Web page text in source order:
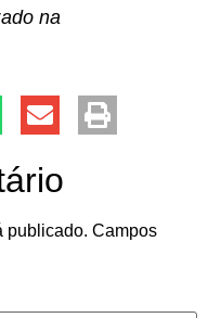
na
publicado. Campos